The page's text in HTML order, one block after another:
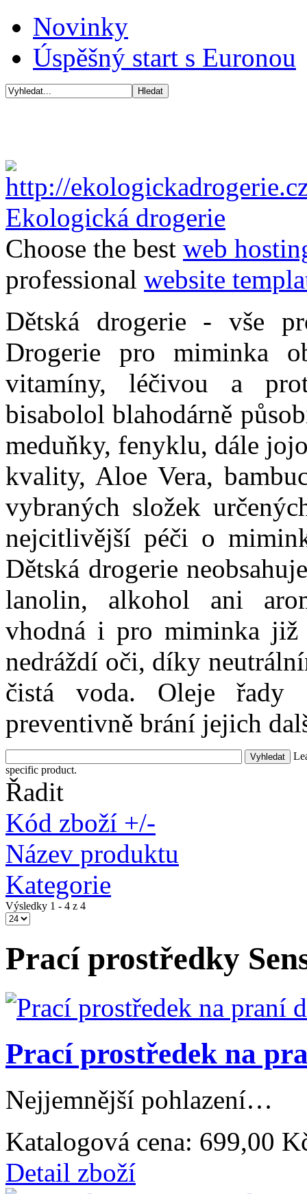
Novinky
Úspěšný start s Euronou
Ekologická drogerie
Choose the best web
professional website
Dětská drogerie - vše
Drogerie pro miminka
vitamíny, léčivou a
bisabolol blahodárně
meduňky, fenyklu, dále
kvality, Aloe Vera,
vybraných složek
nejcitlivější péči o
Dětská drogerie
lanolin, alkohol ani
vhodná i pro miminka
nedráždí oči, díky
čistá voda. Oleje řady
preventivně brání jejich
specific product.
Řadit
Kód zboží +/-
Název produktu
Kategorie
Výsledky 1 - 4 z 4
Prací prostředky
Prací prostředek na
Nejjemnější pohlazení…
Katalogová cena: 699,00
Detail zboží